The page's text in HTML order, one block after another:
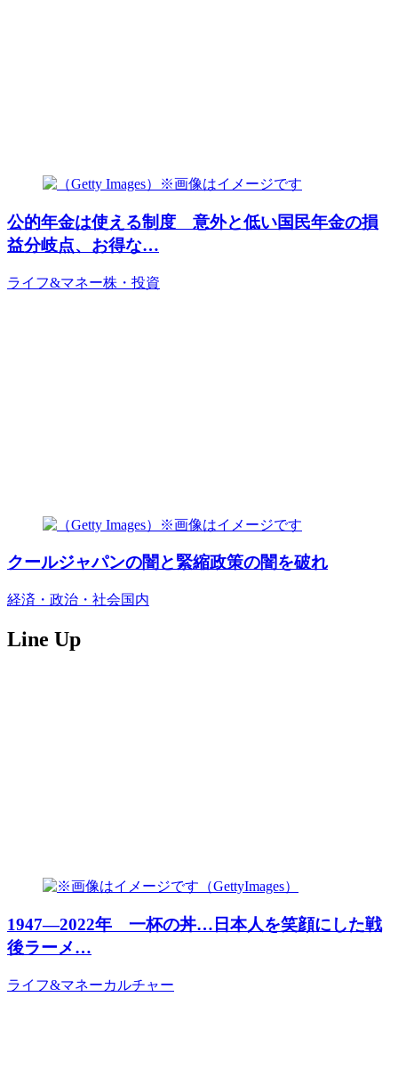
公的年金は使える制度 意外と低い国民年金の損
益分岐点、お得な…
ライフ&マネー株・投資
クールジャパンの闇と緊縮政策の闇を破れ
経済・政治・社会国内
Line Up
1947―2022年 一杯の丼…日本人を笑顔にした戦
後ラーメ…
ライフ&マネーカルチャー